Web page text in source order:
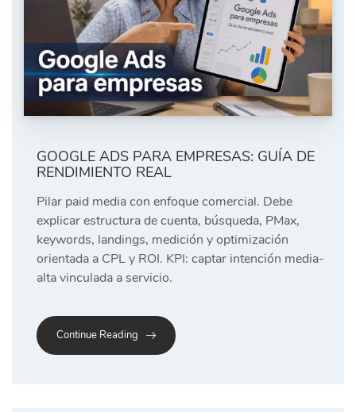
GOOGLE ADS PARA EMPRESAS: GUÍA DE
RENDIMIENTO REAL
Pilar paid media con enfoque comercial. Debe
explicar estructura de cuenta, búsqueda, PMax,
keywords, landings, medición y optimización
orientada a CPL y ROI. KPI: captar intención media-
alta vinculada a servicio.
Continue Reading